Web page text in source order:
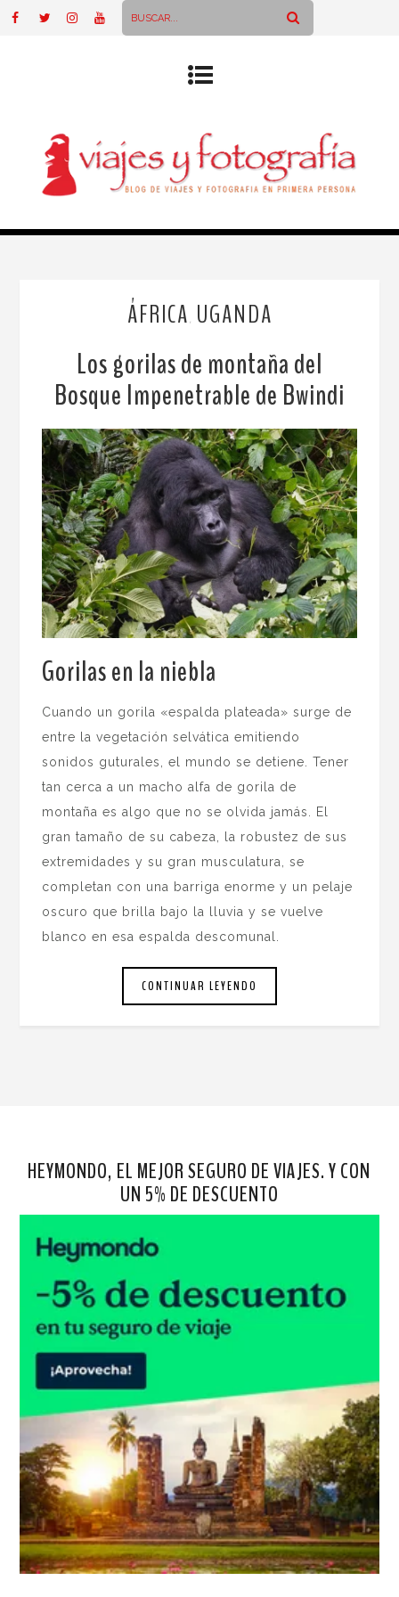
ÁFRICA UGANDA
Los gorilas de montaña del
Bosque Impenetrable de Bwindi
Gorilas en la niebla
Cuando un gorila «espalda plateada» surge de
entre la vegetación selvática emitiendo
sonidos guturales, el mundo se detiene. Tener
tan cerca a un macho alfa de gorila de
montaña es algo que no se olvida jamás. El
gran tamaño de su cabeza, la robustez de sus
extremidades y su gran musculatura, se
completan con una barriga enorme y un pelaje
oscuro que brilla bajo la lluvia y se vuelve
blanco en esa espalda descomunal.
CONTINUAR LEYENDO
HEYMONDO, EL MEJOR SEGURO DE VIAJES. Y CON
UN 5% DE DESCUENTO